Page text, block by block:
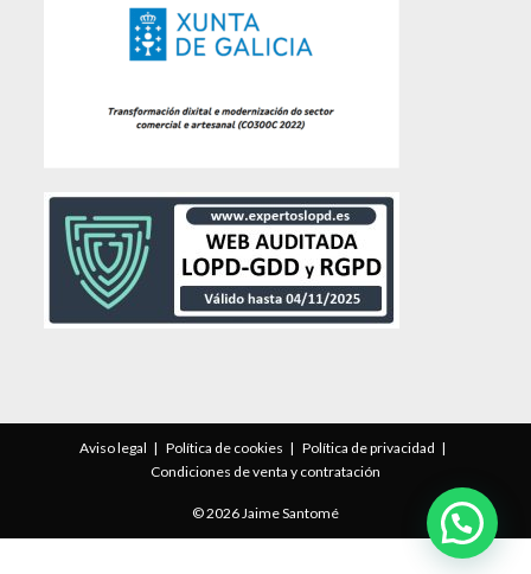
Aviso legal Política de cookies
Política de privacidad
Condiciones de venta y contratación
© 2026 Jaime Santomé